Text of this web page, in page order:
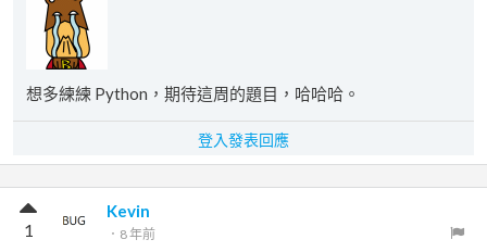
想多練練 Python，期待這周的題目，哈哈哈。
登入發表回應
Kevin
． 8 年前
1